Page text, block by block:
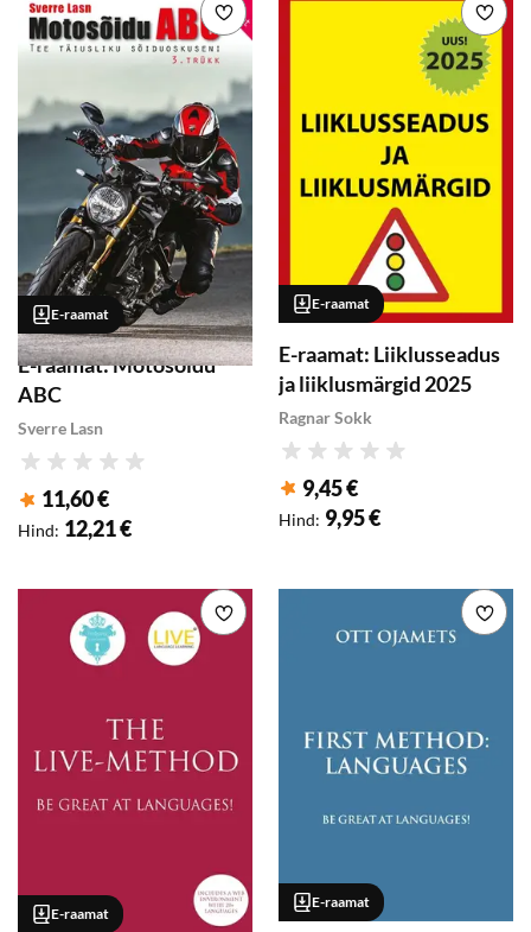
E-raamat
E-raamat: Motosõidu
ABC
Sverre Lasn
Hinnang
Klubihind:
11,60 €
Hind: 12,21 €
Lisa soovikorvi
E-raamat
E-raamat: Liiklusseadus
ja liiklusmärgid 2025
Ragnar Sokk
Hinnang
Klubihind:
9,45 €
Hind: 9,95 €
E-raamat
Lisa soovikorvi
E-raamat